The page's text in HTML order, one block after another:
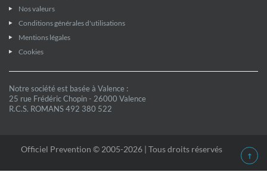
Nos valeurs
Conditions générales d'utilisations
Mentions légales
Cookies
Notre société est basée à Valence :
25 rue Frédéric Chopin - 26000 Valence
R.C.S. ROMANS 492 380 522
Officiel Prevention © 2005-2026 | Tous droits réservés